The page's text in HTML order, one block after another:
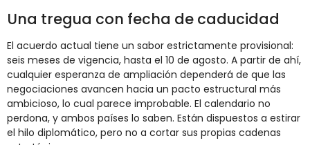
Una tregua con fecha de caducidad
El acuerdo actual tiene un sabor estrictamente provisional:
seis meses de vigencia, hasta el 10 de agosto. A partir de ahí,
cualquier esperanza de ampliación dependerá de que las
negociaciones avancen hacia un pacto estructural más
ambicioso, lo cual parece improbable. El calendario no
perdona, y ambos países lo saben. Están dispuestos a estirar
el hilo diplomático, pero no a cortar sus propias cadenas